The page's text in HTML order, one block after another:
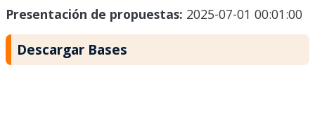
Presentación de propuestas: 2025-07-01 00:01:00
Descargar Bases